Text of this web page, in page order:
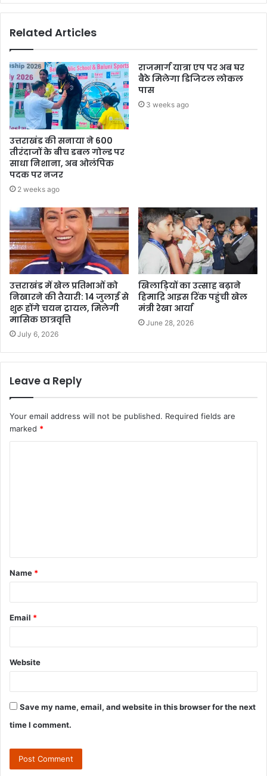
Related Articles
उत्तराखंड की सनाया ने 600
तीरंदाजों के बीच डबल गोल्ड पर
साधा निशाना, अब ओलंपिक
पदक पर नजर
2 weeks ago
राजमार्ग यात्रा एप पर अब घर
बैठे मिलेगा डिजिटल लोकल
पास
3 weeks ago
उत्तराखंड में खेल प्रतिभाओं को
निखारने की तैयारी: 14 जुलाई से
शुरू होंगे चयन ट्रायल, मिलेगी
मासिक छात्रवृत्ति
July 6, 2026
खिलाड़ियों का उत्साह बढ़ाने
हिमाद्रि आइस रिंक पहुंची खेल
मंत्री रेखा आर्या
June 28, 2026
Leave a Reply
Your email address will not be published. Required fields are
marked *
t
*
Name *
Email *
Website
Save my name, email, and website in this browser for the next
time I comment.